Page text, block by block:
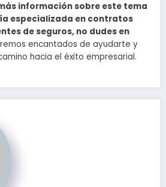
información sobre este tema
especializada en contratos
de seguros, no dudes en
encantados de ayudarte y
hacia el éxito empresarial.